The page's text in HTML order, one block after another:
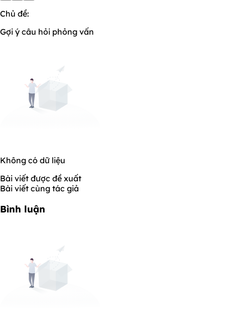
Chủ đề:
Gợi ý câu hỏi phỏng vấn
Không có dữ liệu
Bài viết được đề xuất
Bài viết cùng tác giả
Bình luận